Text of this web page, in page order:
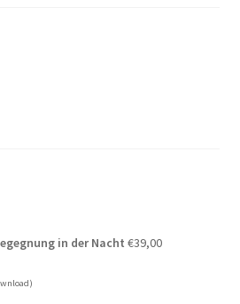
in der Nacht €39,00